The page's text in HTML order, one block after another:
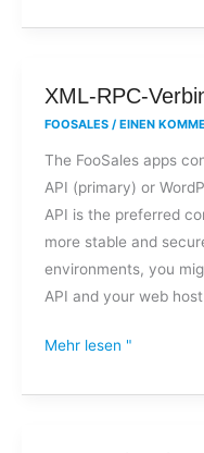
XML-RPC-
FOOSALES / EINEN
The FooSales apps
API (primary) or
API is the preferred
more stable and
environments, you
API and your web
XML-
RPC-
Mehr lesen "